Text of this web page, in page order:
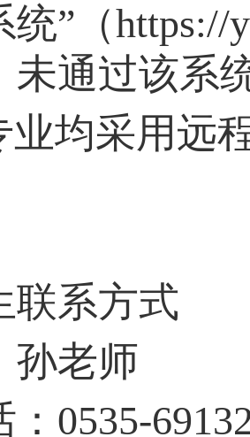
统” （https://
未通过该系
业均采用远
联系方式
孙老师
0535-6913